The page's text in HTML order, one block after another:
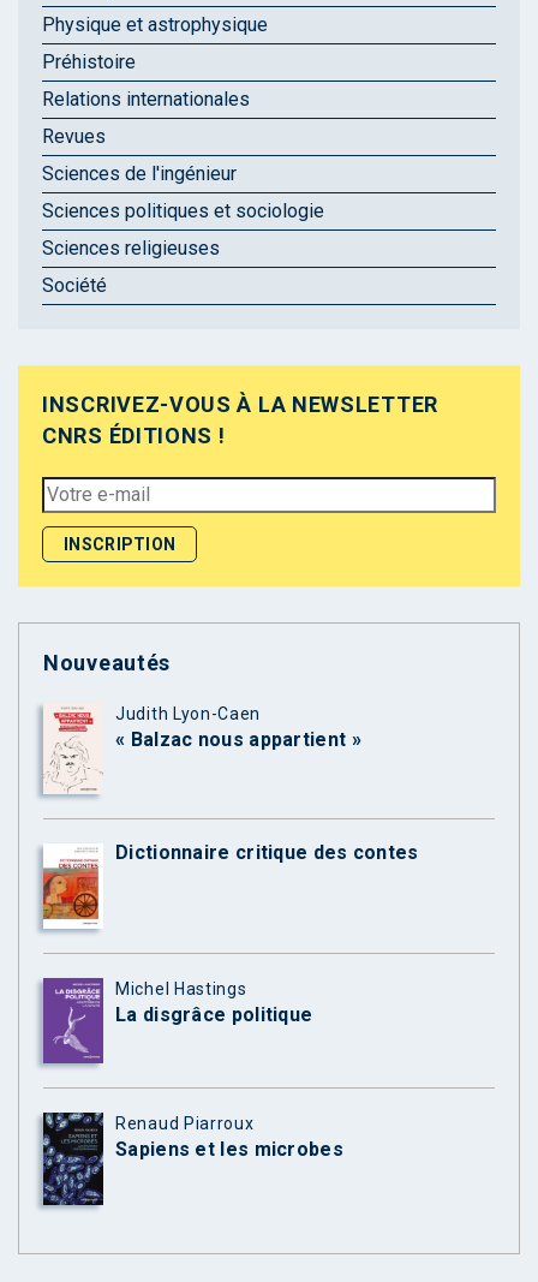
Physique et astrophysique
Préhistoire
Relations internationales
Revues
Sciences de l'ingénieur
Sciences politiques et sociologie
Sciences religieuses
Société
INSCRIVEZ-VOUS À LA NEWSLETTER
CNRS ÉDITIONS !
Nouveautés
Judith Lyon-Caen
« Balzac nous appartient »
Dictionnaire critique des contes
Michel Hastings
La disgrâce politique
Renaud Piarroux
Sapiens et les microbes